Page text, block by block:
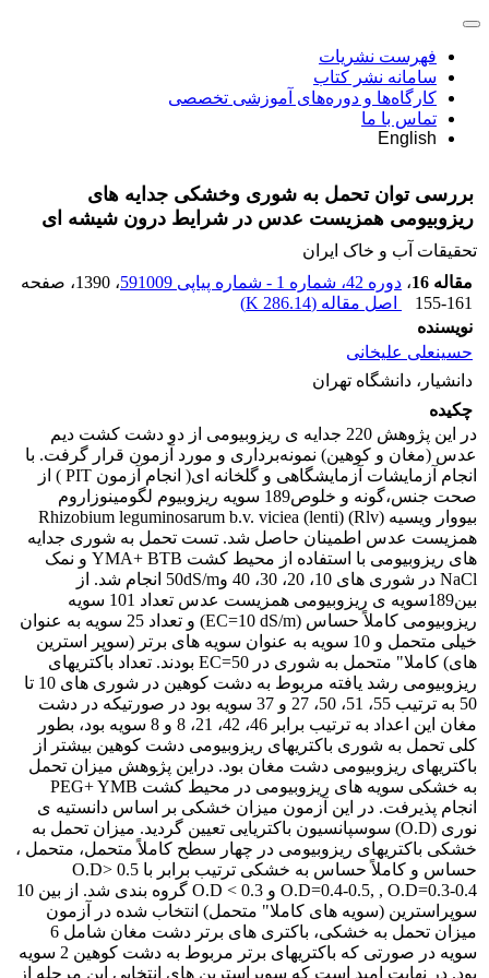
فهرست نشریات
سامانه نشر کتاب
کارگاه‌ها و دوره‌های آموزشی تخصصی
تماس با ما
English
بررسی توان تحمل به شوری وخشکی جدایه های
ریزوبیومی همزیست عدس در شرایط درون شیشه ای
تحقیقات آب و خاک ایران
مقاله 16
، دوره 42، شماره 1 - شماره پیاپی 591009 ، 1390
، صفحه
155-161
اصل مقاله (286.14 K
)
نویسنده
حسینعلی علیخانی
دانشیار، دانشگاه تهران
چکیده
در این پژوهش 220 جدایه ی ریزوبیومی از دو دشت کشت دیم
عدس (مغان و کوهین) نمونه‌برداری و مورد آزمون قرار گرفت. با
انجام آزمایشات آزمایشگاهی و گلخانه ای( انجام آزمون PIT ) از
صحت جنس،گونه و خلوص189 سویه ریزوبیوم لگومینوزاروم
بیووار ویسیه (Rlv) Rhizobium leguminosarum b.v. viciea (lenti)
همزیست عدس اطمینان حاصل شد. تست تحمل به شوری جدایه
های ریزوبیومی با استفاده از محیط کشت YMA+ BTB و نمک
NaCl در شوری های 10، 20، 30، 40 و50dS/m انجام شد. از
بین189سویه ی ریزوبیومی همزیست عدس تعداد 101 سویه
ریزوبیومی کاملاً حساس (EC=10 dS/m) و تعداد 25 سویه به عنوان
خیلی متحمل و 10 سویه به عنوان سویه های برتر (سوپر استرین
های) کاملا" متحمل به شوری در EC=50 بودند. تعداد باکتریهای
ریزوبیومی رشد یافته مربوط به دشت کوهین در شوری های 10 تا
50 به ترتیب 55، 51، 50، 27 و 37 سویه بود در صورتیکه در دشت
مغان این اعداد به ترتیب برابر 46، 42، 21، 8 و 8 سویه بود، بطور
کلی تحمل به شوری باکتریهای ریزوبیومی دشت کوهین بیشتر از
باکتریهای ریزوبیومی دشت مغان بود. دراین پژ‍وهش میزان تحمل
به خشکی سویه های ریزوبیومی در محیط کشت PEG+ YMB
انجام پذیرفت. در این آزمون میزان خشکی بر اساس دانستیه ی
نوری (O.D) سوسپانسیون باکتریایی تعیین گردید. میزان تحمل به
خشکی باکتریهای ریزوبیومی در چهار سطح کاملاً متحمل، متحمل ،
حساس و کاملاً حساس به خشکی ترتیب برابر با O.D> 0.5
O.D=0.4-0.5, , O.D=0.3-0.4 و O.D < 0.3 گروه بندی شد. از بین 10
سوپراسترین (سویه های کاملا" متحمل) انتخاب شده در آزمون
میزان تحمل به خشکی، باکتری های برتر دشت مغان شامل 6
سویه در صورتی که باکتریهای برتر مربوط به دشت کوهین 2 سویه
بود. در نهایت امید است که سوپراسترین های انتخابی این مرحله از